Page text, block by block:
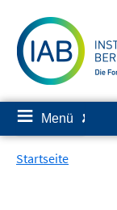
zum
Inhalt
≡ Menü ✘
Startseite